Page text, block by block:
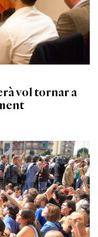
vol tornar a